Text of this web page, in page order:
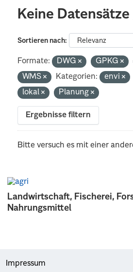
Landwirtschaft, Fischerei,
Nahrungsmittel
Keine
Sortieren nach
Formate: DWG GPKG
WMS
Kategorien: envi
lokal
Planung
Ergebnisse filtern
Bitte versuch es mit einer
Impressum